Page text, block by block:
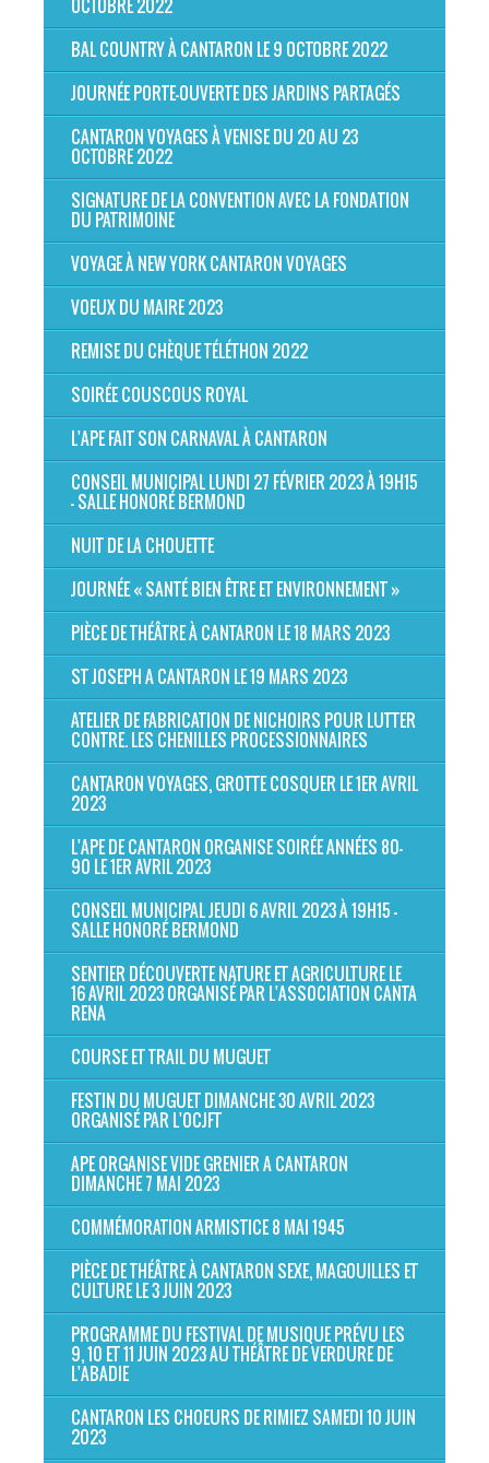
OCTOBRE 2022
BAL COUNTRY À CANTARON LE 9 OCTOBRE 2022
JOURNÉE PORTE-OUVERTE DES JARDINS PARTAGÉS
CANTARON VOYAGES À VENISE DU 20 AU 23
OCTOBRE 2022
SIGNATURE DE LA CONVENTION AVEC LA FONDATION
DU PATRIMOINE
VOYAGE À NEW YORK CANTARON VOYAGES
VOEUX DU MAIRE 2023
REMISE DU CHÈQUE TÉLÉTHON 2022
SOIRÉE COUSCOUS ROYAL
L'APE FAIT SON CARNAVAL À CANTARON
CONSEIL MUNICIPAL LUNDI 27 FÉVRIER 2023 À 19H15
- SALLE HONORÉ BERMOND
NUIT DE LA CHOUETTE
JOURNÉE « SANTÉ BIEN ÊTRE ET ENVIRONNEMENT »
PIÈCE DE THÉÂTRE À CANTARON LE 18 MARS 2023
ST JOSEPH A CANTARON LE 19 MARS 2023
ATELIER DE FABRICATION DE NICHOIRS POUR LUTTER
CONTRE. LES CHENILLES PROCESSIONNAIRES
CANTARON VOYAGES, GROTTE COSQUER LE 1ER AVRIL
2023
L'APE DE CANTARON ORGANISE SOIRÉE ANNÉES 80-
90 LE 1ER AVRIL 2023
CONSEIL MUNICIPAL JEUDI 6 AVRIL 2023 À 19H15 -
SALLE HONORÉ BERMOND
SENTIER DÉCOUVERTE NATURE ET AGRICULTURE LE
16 AVRIL 2023 ORGANISÉ PAR L'ASSOCIATION CANTA
RENA
COURSE ET TRAIL DU MUGUET
FESTIN DU MUGUET DIMANCHE 30 AVRIL 2023
ORGANISÉ PAR L'OCJFT
APE ORGANISE VIDE GRENIER A CANTARON
DIMANCHE 7 MAI 2023
COMMÉMORATION ARMISTICE 8 MAI 1945
PIÈCE DE THÉÂTRE À CANTARON SEXE, MAGOUILLES ET
CULTURE LE 3 JUIN 2023
PROGRAMME DU FESTIVAL DE MUSIQUE PRÉVU LES
9, 10 ET 11 JUIN 2023 AU THÉÂTRE DE VERDURE DE
L'ABADIE
CANTARON LES CHOEURS DE RIMIEZ SAMEDI 10 JUIN
2023